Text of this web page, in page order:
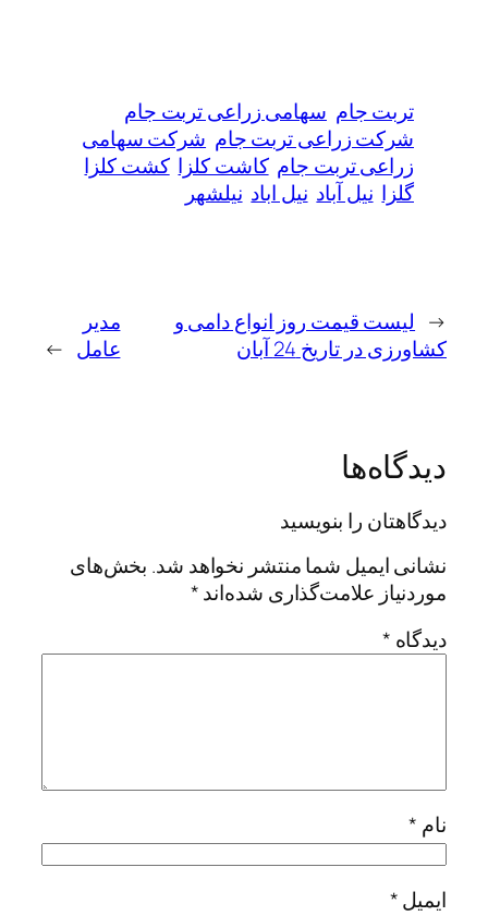
تربت جام سهامی زراعی تربت جام
شرکت زراعی تربت جام شرکت سهامی
زراعی تربت جام کاشت کلزا کشت کلزا
گلزا نیل آباد نیل اباد نیلشهر
← لیست قیمت روز انواع دامی و
کشاورزی در تاریخ 24 آبان
مدیر
عامل →
دیدگاه‌ها
دیدگاهتان را بنویسید
نشانی ایمیل شما منتشر نخواهد شد. بخش‌های
موردنیاز علامت‌گذاری شده‌اند*
دیدگاه *
نام *
ایمیل*